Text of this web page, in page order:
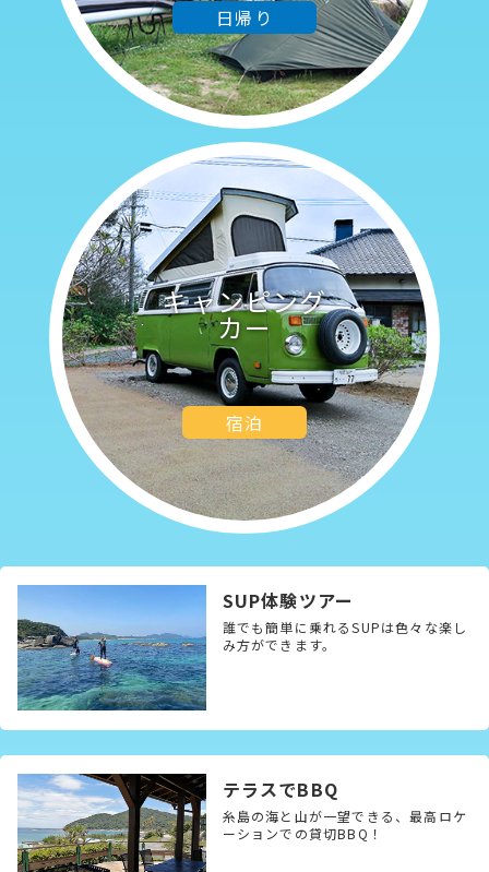
日帰り
宿泊
SUP体験ツアー
誰でも簡単に乗れるSUPは色々な楽し
み方ができます。
テラスでBBQ
糸島の海と山が一望できる、最高ロケ
ーションでの貸切BBQ！